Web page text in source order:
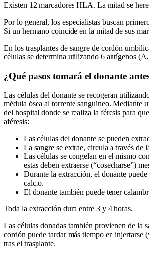
Existen 12 marcadores HLA. La mitad se
Por lo general, los especialistas buscan
Si un hermano coincide en la mitad de sus
En los trasplantes de sangre de cordón
células se determina utilizando 6 antígenos
¿Qué pasos tomará el donante
Las células del donante se recogerán
médula ósea al torrente sanguíneo. Mediante
del hospital donde se realiza la féresis para
aféresis:
Las células del donante se pueden
La sangre se extrae, circula a través de
Las células se congelan en el mismo
estas deben extraerse (“cosecharse”)
Durante la extracción, el donante
calcio.
El donante también puede tener
Toda la extracción dura entre 3 y 4 horas.
Las células donadas también provienen de la
cordón puede tardar más tiempo en injertarse
tras el trasplante.